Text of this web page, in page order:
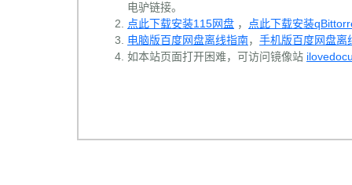
电驴链接。
点此下载安装115网盘 ，
点此下载安装
电脑版百度网盘离线指南， 手机版百度网盘离
如本站页面打开困难，可访问镜像站